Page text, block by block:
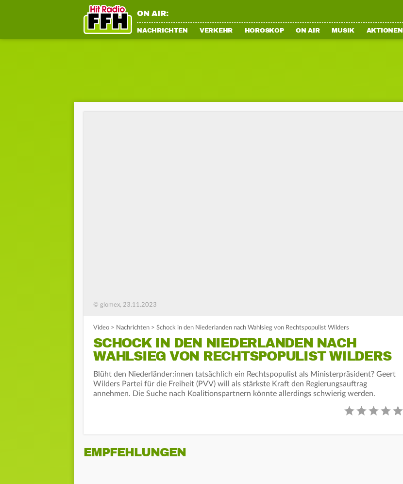
ON AIR:
NACHRICHTEN VERKEHR HOROSKOP ON AIR MUSIK AKTIONEN
© glomex, 23.11.2023
Video > Nachrichten > Schock in den Niederlanden nach Wahlsieg von Rechtspopulist Wilders
SCHOCK IN DEN NIEDERLANDEN NACH
WAHLSIEG VON RECHTSPOPULIST WILDERS
Blüht den Niederländer:innen tatsächlich ein Rechtspopulist als Ministerpräsident? Geert
Wilders Partei für die Freiheit (PVV) will als stärkste Kraft den Regierungsauftrag
annehmen. Die Suche nach Koalitionspartnern könnte allerdings schwierig werden.
EMPFEHLUNGEN